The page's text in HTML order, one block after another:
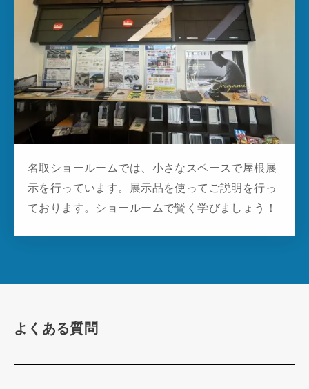
名取ショールームでは、小さなスペースで屋根展
示を行っています。展示品を使ってご説明を行っ
ております。ショールームで賢く学びましょう！
よくある質問